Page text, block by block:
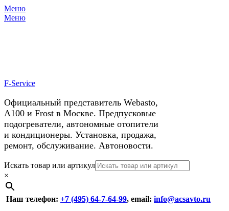
Меню
Меню
F-Service
Официальный представитель Webasto,
А100 и Frost в Москве. Предпусковые
подогреватели, автономные отопители
и кондиционеры. Установка, продажа,
ремонт, обслуживание. Автоновости.
Header
Right
Menu
Перейти
к
содержимому
Искать товар или артикул
×
Наш телефон: +7 (495) 64-7-64-99, email: info@acsavto.ru
У нас космические скидки на